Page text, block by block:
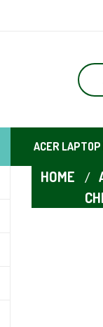
ACER
HOME